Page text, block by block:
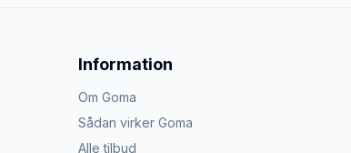
Information
Om Goma
Sådan virker Goma
Alle tilbud